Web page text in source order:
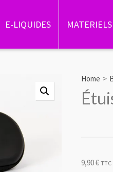
E-LIQUIDES
Home >
9,90€ TTC